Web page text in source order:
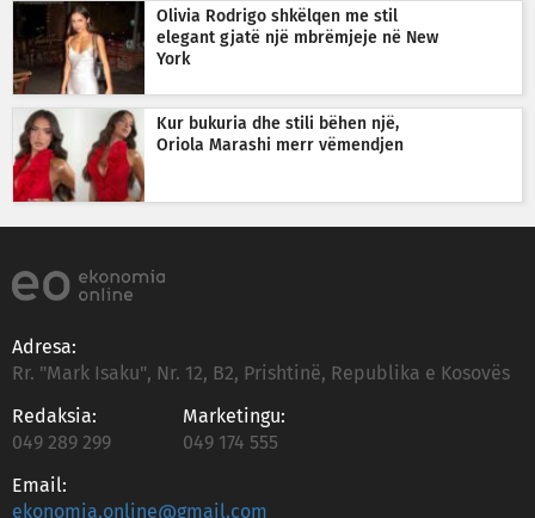
Olivia Rodrigo shkëlqen me stil
elegant gjatë një mbrëmjeje në New
York
Kur bukuria dhe stili bëhen një,
Oriola Marashi merr vëmendjen
Adresa:
Rr. "Mark Isaku", Nr. 12, B2, Prishtinë, Republika e Kosovës
Redaksia:
049 289 299
Marketingu:
049 174 555
Email:
ekonomia.online@gmail.com